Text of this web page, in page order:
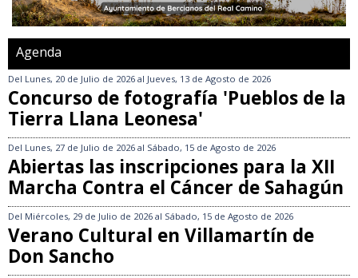
Agenda
Del Lunes, 20 de Julio de 2026 al Jueves, 13 de Agosto de 2026
Concurso de fotografía 'Pueblos de la
Tierra Llana Leonesa'
Del Lunes, 27 de Julio de 2026 al Sábado, 15 de Agosto de 2026
Abiertas las inscripciones para la XII
Marcha Contra el Cáncer de Sahagún
Del Miércoles, 29 de Julio de 2026 al Sábado, 15 de Agosto de 2026
Verano Cultural en Villamartín de
Don Sancho